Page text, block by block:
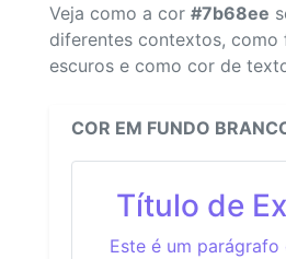
Veja como a cor #7b68ee
diferentes contextos, como
escuros e como cor de
COR EM FUNDO
Título de
Este é um parágrafo